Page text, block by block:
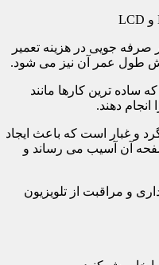
صرفه جویی در هزینه تعمیر
طول عمر آن نیز می شود.
ساده ترین کارها مانند
دهند.
و غبار است که باعث ایجاد
آن آسیب می رساند و
نگهداری و مراقبت از تلویزیون